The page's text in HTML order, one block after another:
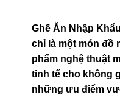
Ghế Ăn Nhập
chỉ là một món đồ
phẩm nghệ thuật
tinh tế cho không
những ưu điểm